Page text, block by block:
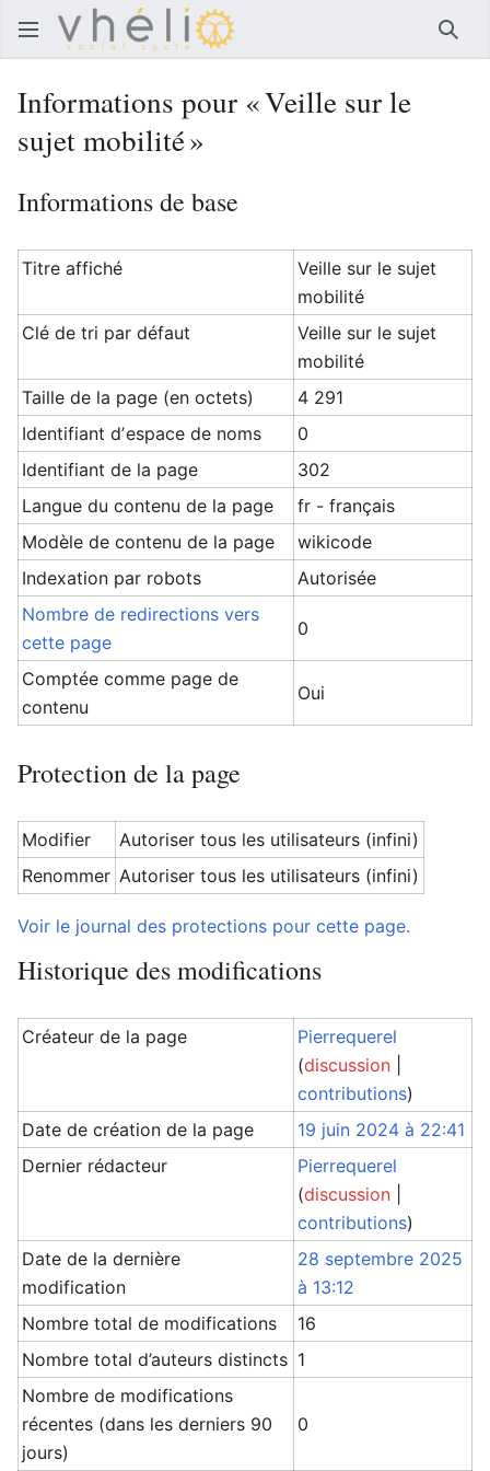
Informations pour « Veille sur le
sujet mobilité »
Informations de base
Titre affiché
Veille sur le sujet
mobilité
Clé de tri par défaut
Veille sur le sujet
mobilité
Taille de la page (en octets)
4 291
Identifiant dʼespace de noms
0
Identifiant de la page
302
Langue du contenu de la page
fr - français
Modèle de contenu de la page
wikicode
Indexation par robots
Autorisée
Nombre de redirections vers
cette page
0
Comptée comme page de
contenu
Oui
Protection de la page
Modifier
Autoriser tous les utilisateurs (infini)
Renommer Autoriser tous les utilisateurs (infini)
Voir le journal des protections pour cette page.
Historique des modifications
Créateur de la page
Pierrequerel
(discussion
contributions)
Date de création de la page
19 juin 2024 à 22:41
Dernier rédacteur
Pierrequerel
(discussion
contributions)
Date de la dernière
modification
28 septembre 2025
à 13:12
Nombre total de modifications
16
Nombre total d’auteurs distincts 1
Nombre de modifications
récentes (dans les derniers 90
jours)
0